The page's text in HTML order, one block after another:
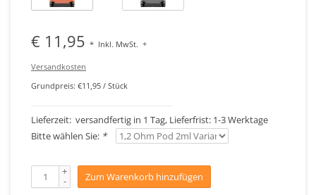
€ 11,95 * Inkl. MwSt. +
Versandkosten
Grundpreis: €11,95 / Stück
Lieferzeit: versandfertig in 1 Tag, Lieferfrist: 1-3 Werktage
Bitte wählen Sie: *
+
- Zum Warenkorb hinzufügen